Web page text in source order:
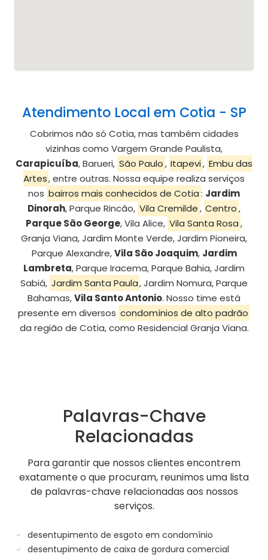
Atendimento Local em Cotia - SP
Cobrimos não só Cotia, mas também cidades
vizinhas como Vargem Grande Paulista,
Carapicuíba, Barueri, São Paulo, Itapevi, Embu das
Artes, entre outras. Nossa equipe realiza serviços
nos bairros mais conhecidos de Cotia: Jardim
Dinorah, Parque Rincão, Vila Cremilde, Centro,
Parque São George, Vila Alice, Vila Santa Rosa,
Granja Viana, Jardim Monte Verde, Jardim Pioneira,
Parque Alexandre,Vila São Joaquim, Jardim
Lambreta, Parque Iracema, Parque Bahia, Jardim
Sabiá, Jardim Santa Paula, Jardim Nomura, Parque
Bahamas,Vila Santo Antonio. Nosso time está
presente em diversos condomínios de alto padrão
da região de Cotia, como Residencial Granja Viana.
Palavras-Chave
Relacionadas
Para garantir que nossos clientes encontrem
exatamente o que procuram, reunimos uma lista
de palavras-chave relacionadas aos nossos
serviços.
desentupimento de esgoto em condomínio
desentupimento de caixa de gordura comercial